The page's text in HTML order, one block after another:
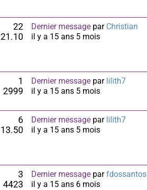
22
21.10
Dernier message par Christian
il y a 15 ans 5 mois
1
2999
Dernier message par lilith7
il y a 15 ans 5 mois
6
13.50
Dernier message par lilith7
il y a 15 ans 5 mois
3
4423
Dernier message parfdossantos
il y a 15 ans 6 mois